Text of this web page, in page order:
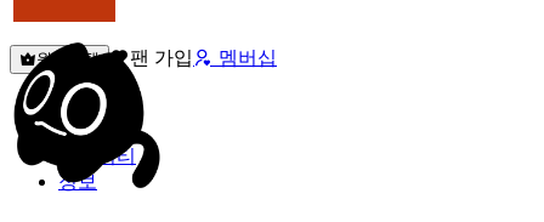
원픽선택 팬 가입 멤버십
밐타운
피드
커뮤니티
정보